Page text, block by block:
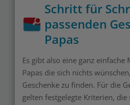
Schritt für
passenden
Papas
Es gibt also eine ganz
Papas die sich nichts
Geschenke zu finden. Für die
gelten festgelegte Kriterien,